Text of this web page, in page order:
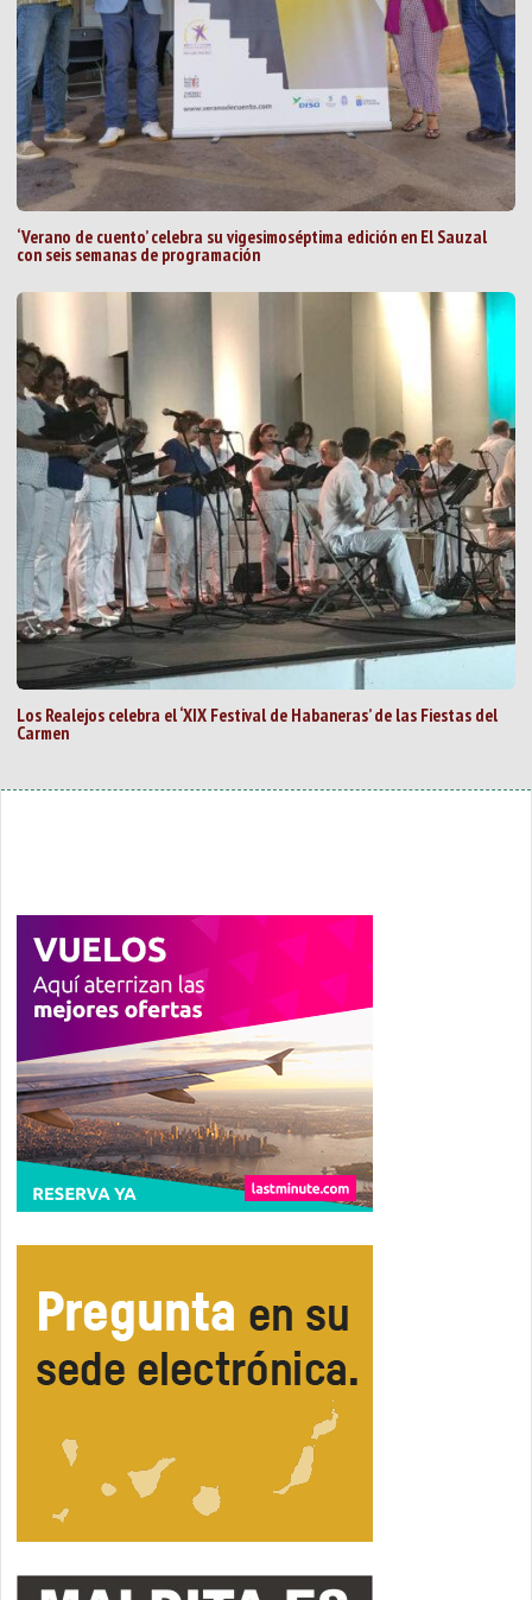
‘Verano de cuento’ celebra su vigesimoséptima edición en El Sauzal
con seis semanas de programación
Los Realejos celebra el ‘XIX Festival de Habaneras’ de las Fiestas del
Carmen